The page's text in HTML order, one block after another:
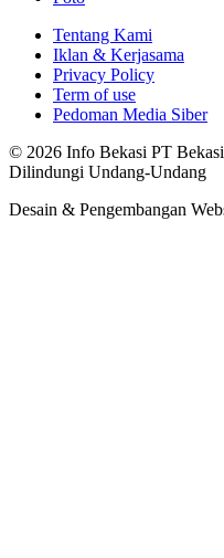
Tentang Kami
Iklan & Kerjasama
Privacy Policy
Term of use
Pedoman Media Siber
© 2026 Info Bekasi PT
Dilindungi Undang-Undang
Desain & Pengembangan